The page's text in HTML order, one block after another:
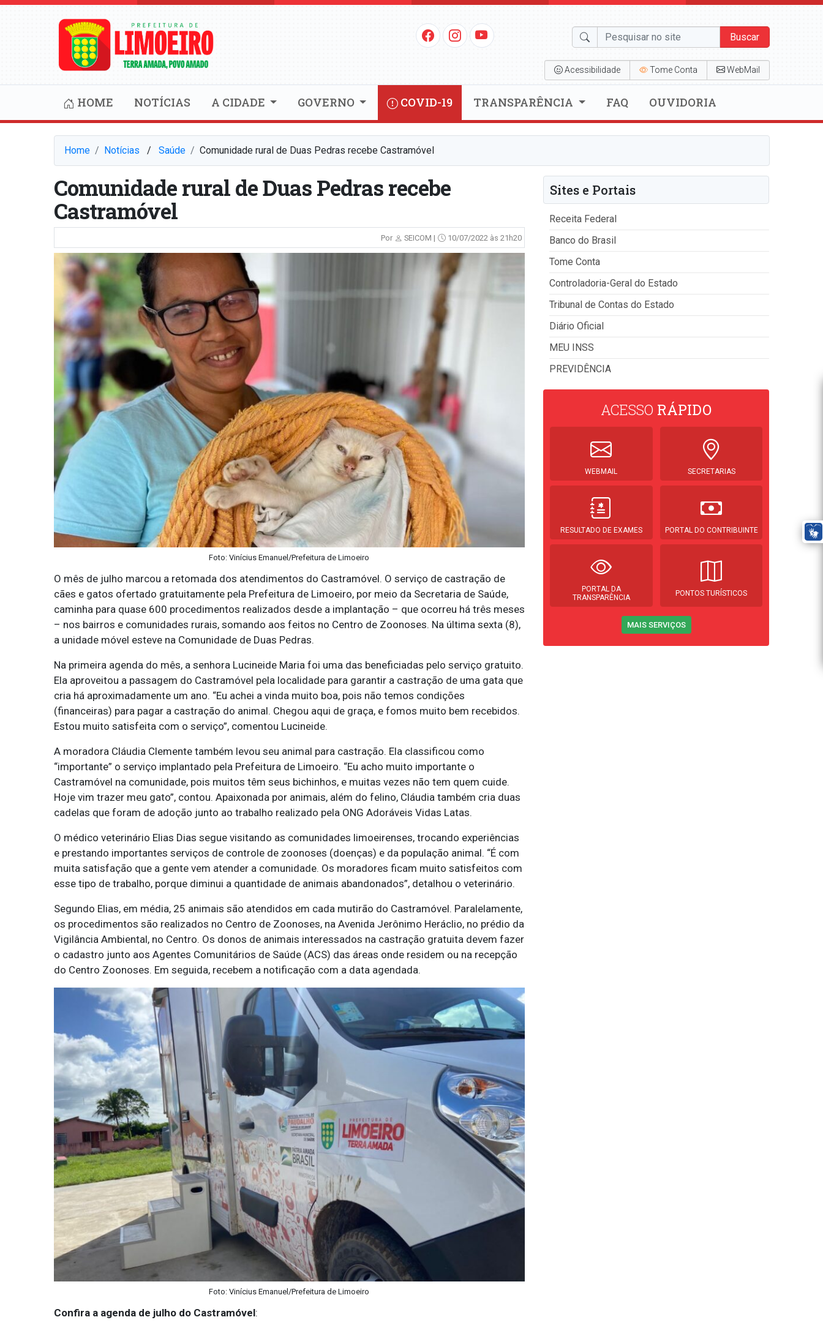
Buscar
Acessibilidade Tome Conta WebMail
HOME NOTÍCIAS A CIDADE GOVERNO COVID-19 TRANSPARÊNCIA FAQ OUVIDORIA
Home Notícias ⠀/⠀ Saúde Comunidade rural de Duas Pedras recebe Castramóvel
Comunidade rural de Duas Pedras recebe
Castramóvel
Por SEICOM | 10/07/2022 às 21h20
Foto: Vinícius Emanuel/Prefeitura de Limoeiro
O mês de julho marcou a retomada dos atendimentos do Castramóvel. O serviço de castração de
cães e gatos ofertado gratuitamente pela Prefeitura de Limoeiro, por meio da Secretaria de Saúde,
caminha para quase 600 procedimentos realizados desde a implantação – que ocorreu há três meses
– nos bairros e comunidades rurais, somando aos feitos no Centro de Zoonoses. Na última sexta (8),
a unidade móvel esteve na Comunidade de Duas Pedras.
Na primeira agenda do mês, a senhora Lucineide Maria foi uma das beneficiadas pelo serviço gratuito.
Ela aproveitou a passagem do Castramóvel pela localidade para garantir a castração de uma gata que
cria há aproximadamente um ano. “Eu achei a vinda muito boa, pois não temos condições
(financeiras) para pagar a castração do animal. Chegou aqui de graça, e fomos muito bem recebidos.
Estou muito satisfeita com o serviço”, comentou Lucineide.
A moradora Cláudia Clemente também levou seu animal para castração. Ela classificou como
“importante” o serviço implantado pela Prefeitura de Limoeiro. “Eu acho muito importante o
Castramóvel na comunidade, pois muitos têm seus bichinhos, e muitas vezes não tem quem cuide.
Hoje vim trazer meu gato”, contou. Apaixonada por animais, além do felino, Cláudia também cria duas
cadelas que foram de adoção junto ao trabalho realizado pela ONG Adoráveis Vidas Latas.
O médico veterinário Elias Dias segue visitando as comunidades limoeirenses, trocando experiências
e prestando importantes serviços de controle de zoonoses (doenças) e da população animal. “É com
muita satisfação que a gente vem atender a comunidade. Os moradores ficam muito satisfeitos com
esse tipo de trabalho, porque diminui a quantidade de animais abandonados”, detalhou o veterinário.
Segundo Elias, em média, 25 animais são atendidos em cada mutirão do Castramóvel. Paralelamente,
os procedimentos são realizados no Centro de Zoonoses, na Avenida Jerônimo Heráclio, no prédio da
Vigilância Ambiental, no Centro. Os donos de animais interessados na castração gratuita devem fazer
o cadastro junto aos Agentes Comunitários de Saúde (ACS) das áreas onde residem ou na recepção
do Centro Zoonoses. Em seguida, recebem a notificação com a data agendada.
Foto: Vinícius Emanuel/Prefeitura de Limoeiro
Confira a agenda de julho do Castramóvel:
Sites e Portais
Receita Federal
Banco do Brasil
Tome Conta
Controladoria-Geral do Estado
Tribunal de Contas do Estado
Diário Oficial
MEU INSS
PREVIDÊNCIA
ACESSO RÁPIDO
WEBMAIL SECRETARIAS
RESULTADO DE EXAMES PORTAL DO CONTRIBUINTE
PORTAL DA
TRANSPARÊNCIA
PONTOS TURÍSTICOS
MAIS SERVIÇOS